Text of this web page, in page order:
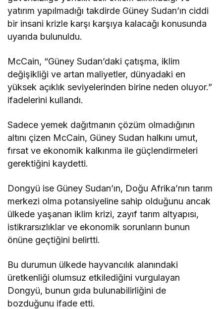
yatırım yapılmadığı takdirde Güney Sudan’ın ciddi
bir insani krizle karşı karşıya kalacağı konusunda
uyarıda bulunuldu.
McCain, “Güney Sudan’daki çatışma, iklim
değişikliği ve artan maliyetler, dünyadaki en
yüksek açıklık seviyelerinden birine neden oluyor.”
ifadelerini kullandı.
Sadece yemek dağıtmanın çözüm olmadığının
altını çizen McCain, Güney Sudan halkını umut,
fırsat ve ekonomik kalkınma ile güçlendirmeleri
gerektiğini kaydetti.
Dongyü ise Güney Sudan’ın, Doğu Afrika’nın tarım
merkezi olma potansiyeline sahip olduğunu ancak
ülkede yaşanan iklim krizi, zayıf tarım altyapısı,
istikrarsızlıklar ve ekonomik sorunların bunun
önüne geçtiğini belirtti.
Bu durumun ülkede hayvancılık alanındaki
üretkenliği olumsuz etkilediğini vurgulayan
Dongyü, bunun gıda bulunabilirliğini de
bozduğunu ifade etti.